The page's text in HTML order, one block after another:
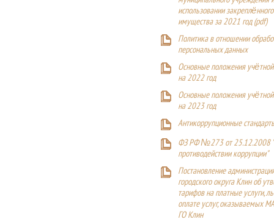
использовании
имущества за 2021 год (pdf)
Политика в отношении
персональных данных
Основные положения
на 2022 год
Основные положения
на 2023 год
Антикоррупционные
ФЗ РФ №273 от 25.12.2008
противодействии коррупции"
Постановление
городского округа Клин об
тарифов на платные услуги,
оплате услуг, оказываемых
ГО Клин